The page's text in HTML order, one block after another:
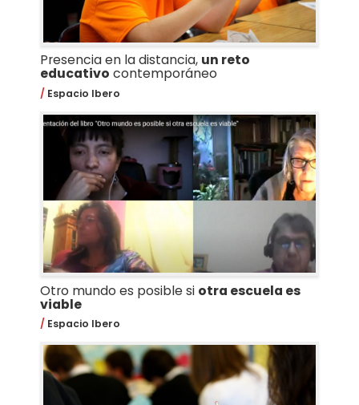
Presencia en la distancia, un reto
educativo contemporáneo
Espacio Ibero
Otro mundo es posible si otra escuela es
viable
Espacio Ibero